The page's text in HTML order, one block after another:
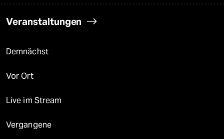
Veranstaltungen
Demnächst
Vor Ort
Live im Stream
Vergangene